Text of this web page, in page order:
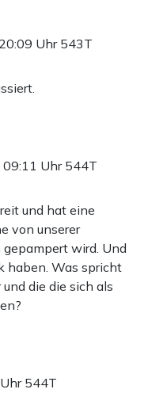
Uhr 543T
09:11 Uhr 544T
und hat eine
von unserer
wird. Und
haben. Was spricht
die die sich als
544T